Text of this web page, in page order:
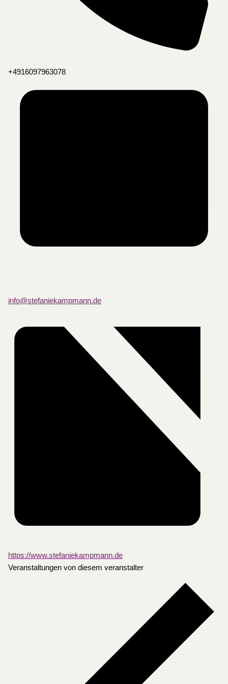
+4916097963078
info@stefaniekampmann.de
https://www.stefaniekampmann.de
Veranstaltungen von diesem veranstalter